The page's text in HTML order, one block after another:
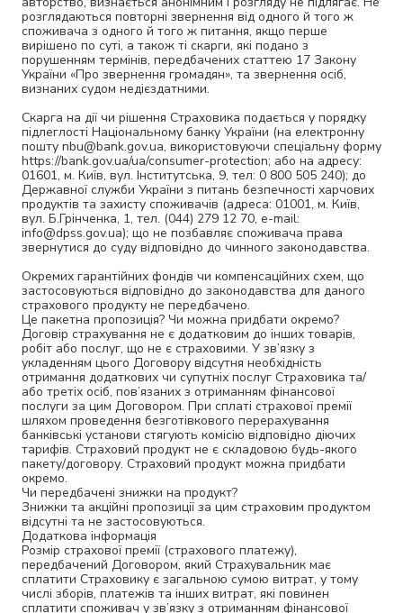
розглядаються повторні звернення від одного й того ж
споживача з одного й того ж питання, якщо перше
вирішено по суті, а також ті скарги, які подано з
порушенням термінів, передбачених статтею 17 Закону
України «Про звернення громадян», та звернення осіб,
визнаних судом недієздатними.
Скарга на дії чи рішення Страховика подається у порядку
підлеглості Національному банку України (на електронну
пошту nbu@bank.gov.ua, використовуючи спеціальну форму
https://bank.gov.ua/ua/consumer-protection; або на адресу:
01601, м. Київ, вул. Інститутська, 9, тел: 0 800 505 240); до
Державної служби України з питань безпечності харчових
продуктів та захисту споживачів (адреса: 01001, м. Київ,
вул. Б.Грінченка, 1, тел. (044) 279 12 70, e-mail:
info@dpss.gov.ua); що не позбавляє споживача права
звернутися до суду відповідно до чинного законодавства.
Окремих гарантійних фондів чи компенсаційних схем, що
застосовуються відповідно до законодавства для даного
страхового продукту не передбачено.
Це пакетна пропозиція? Чи можна придбати окремо?
Договір страхування не є додатковим до інших товарів,
робіт або послуг, що не є страховими. У зв’язку з
укладенням цього Договору відсутня необхідність
отримання додаткових чи супутніх послуг Страховика та/
або третіх осіб, пов’язаних з отриманням фінансової
послуги за цим Договором. При сплаті страхової премії
шляхом проведення безготівкового перерахування
банківські установи стягують комісію відповідно діючих
тарифів. Страховий продукт не є складовою будь-якого
пакету/договору. Страховий продукт можна придбати
окремо.
Чи передбачені знижки на продукт?
Знижки та акційні пропозиції за цим страховим продуктом
відсутні та не застосовуються.
Додаткова інформація
Розмір страхової премії (страхового платежу),
передбачений Договором, який Страхувальник має
сплатити Страховику є загальною сумою витрат, у тому
числі зборів, платежів та інших витрат, які повинен
сплатити споживач у зв’язку з отриманням фінансової